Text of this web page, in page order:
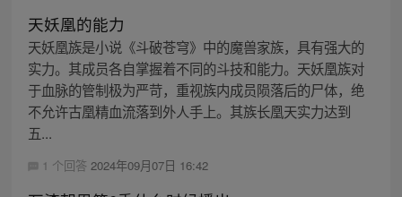
天妖凰的能力
天妖凰族是小说《斗破苍穹》中的魔兽家族，具有强大的
实力。其成员各自掌握着不同的斗技和能力。天妖凰族对
于血脉的管制极为严苛，重视族内成员陨落后的尸体，绝
不允许古凰精血流落到外人手上。其族长凰天实力达到
五...
1 个回答 2024年09月07日 16:42